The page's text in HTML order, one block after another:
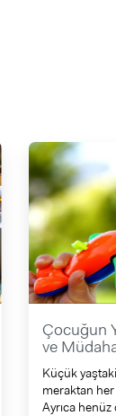
Çocuğun
ve
Küçük
meraktan her
Ayrıca